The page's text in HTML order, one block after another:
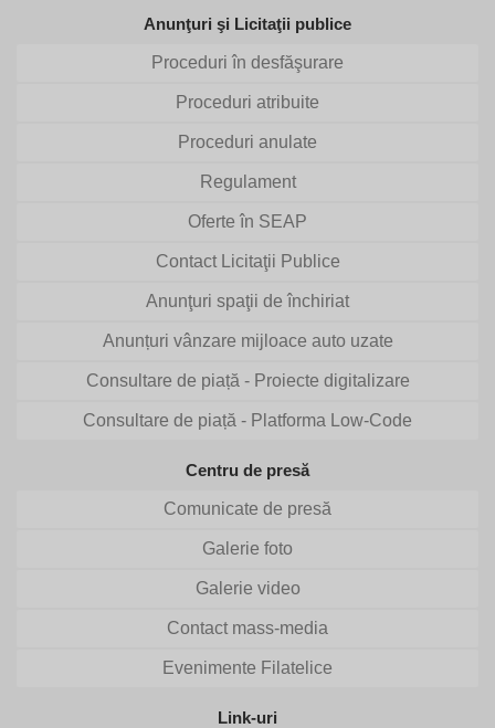
Anunţuri şi Licitaţii publice
Proceduri în desfăşurare
Proceduri atribuite
Proceduri anulate
Regulament
Oferte în SEAP
Contact Licitaţii Publice
Anunţuri spaţii de închiriat
Anunțuri vânzare mijloace auto uzate
Consultare de piață - Proiecte digitalizare
Consultare de piață - Platforma Low-Code
Centru de presă
Comunicate de presă
Galerie foto
Galerie video
Contact mass-media
Evenimente Filatelice
Link-uri